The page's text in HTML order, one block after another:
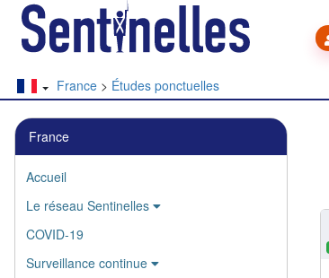
France> Études ponctuelles
France
Accueil
Le réseau Sentinelles
COVID-19
Surveillance continue